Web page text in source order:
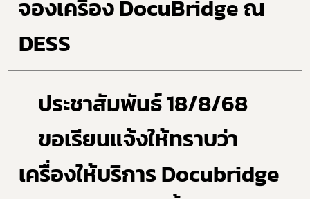
จองเครื่อง DocuBridge ณ
DESS
ประชาสัมพันธ์ 18/8/68
เครื่องให้บริการ Docubridge